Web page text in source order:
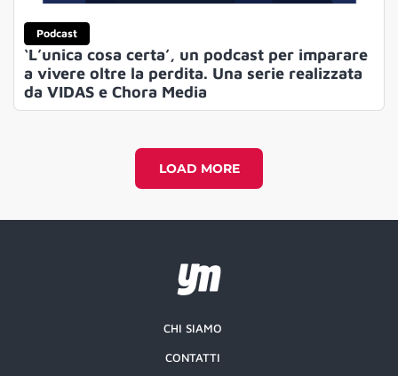
Podcast
‘L’unica cosa certa’, un podcast per imparare
a vivere oltre la perdita. Una serie realizzata
da VIDAS e Chora Media
LOAD MORE
CHI SIAMO
CONTATTI